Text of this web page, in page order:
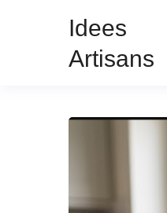
Idees
Artisans